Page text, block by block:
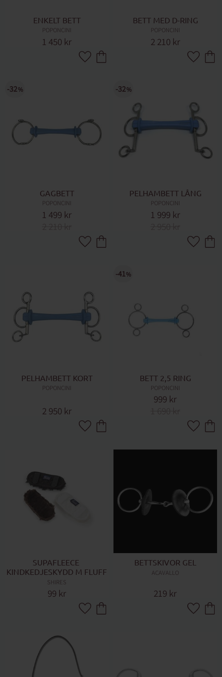
ENKELT BETT
POPONCINI
1 450kr
Lägg till i favoriter
BETT MED D-RING
POPONCINI
2 210kr
Lägg till
GAGBETT
POPONCINI
1 499 kr
32%
Lägg till i favoriter
PELHAMBETT LÅNG
POPONCINI
1 999 kr
32%
Lägg till
PELHAMBETT KORT
POPONCINI
2 950kr
Lägg till i favoriter
BETT 2,5 RING
POPONCINI
999 kr
41%
Lägg till
SUPAFLEECE
KINDKEDJESKYDD M FLUFF
SHIRES
99 kr
Lägg till i favoriter
BETTSKIVOR GEL
ACAVALLO
219 kr
Lägg till